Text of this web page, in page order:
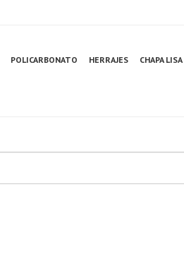
POLICARBONATO HERRAJES CHAPA LISA